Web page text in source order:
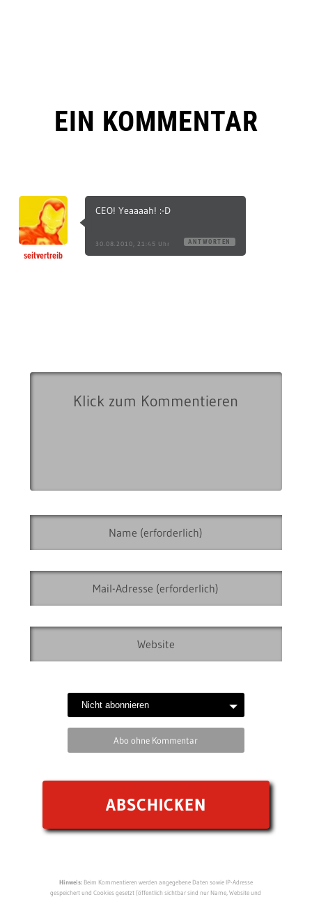
EIN KOMMENTAR
seitvertreib
CEO! Yeaaaah! :-D
30.08.2010, 21:45 Uhr ANTWORTEN
Abo ohne Kommentar
Hinweis:Beim Kommentieren werden angegebene Daten sowie IP-Adresse
gespeichert und Cookies gesetzt (öffentlich sichtbar sind nur Name, Website und